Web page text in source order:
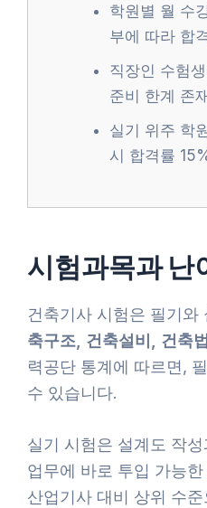
학원별 월 수
부에 따라 합
직장인 수험
준비 한계 존
실기 위주 학
시 합격률
시험과목과 난
건축기사 시험은 필기와
축구조, 건축설비, 건축
력공단 통계에 따르면,
수 있습니다.
실기 시험은 설계도 작
업무에 바로 투입 가능
산업기사 대비 상위 수